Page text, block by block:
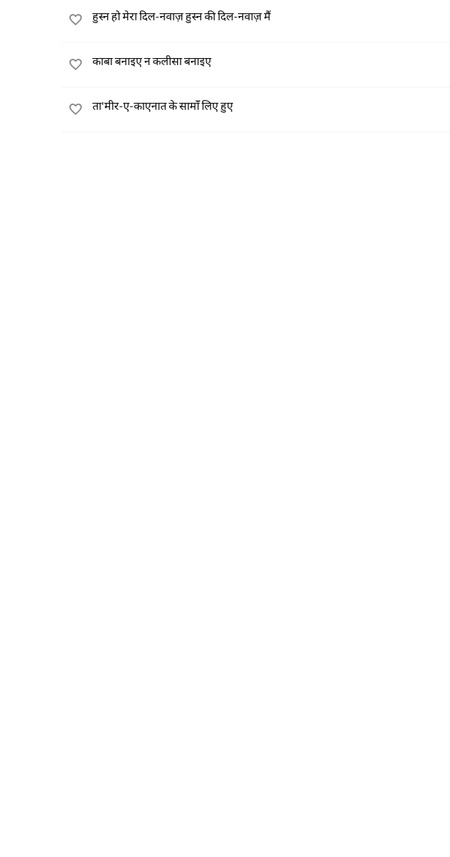
हुस्न हो मेरा दिल-नवाज़ हुस्न की दिल-नवाज़ मैं
काबा बनाइए न कलीसा बनाइए
ता'मीर-ए-काएनात के सामाँ लिए हुए